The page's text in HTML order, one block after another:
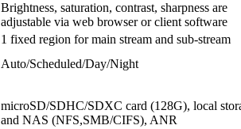
Brightness, saturation, contrast, sharpness are
adjustable via web browser or client software
1 fixed region for main stream and sub-stream
Auto/Scheduled/Day/Night
microSD/SDHC/SDXC card (128G), local
and NAS (NFS,SMB/CIFS), ANR